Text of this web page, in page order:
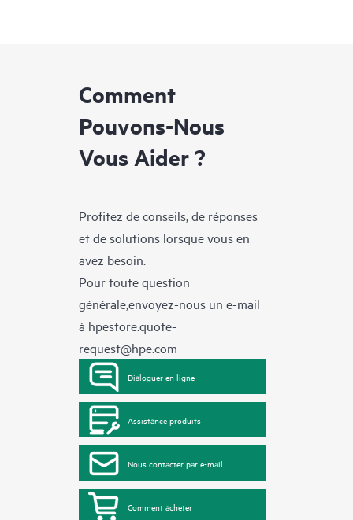
Comment
Pouvons-Nous
Vous Aider ?
Profitez de conseils, de réponses
et de solutions lorsque vous en
avez besoin.
Pour toute question
générale,envoyez-nous un e-mail
à hpestore.quote-
request@hpe.com
Dialoguer en ligne
Assistance produits
Nous contacter par e-mail
Comment acheter